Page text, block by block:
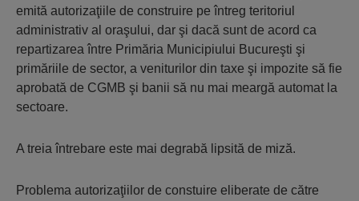
emită autorizaţiile de construire pe întreg teritoriul
administrativ al oraşului, dar şi dacă sunt de acord ca
repartizarea între Primăria Municipiului Bucureşti şi
primăriile de sector, a veniturilor din taxe şi impozite să fie
aprobată de CGMB şi banii să nu mai meargă automat la
sectoare.
A treia întrebare este mai degrabă lipsită de miză.
Problema autorizaţiilor de constuire eliberate de către